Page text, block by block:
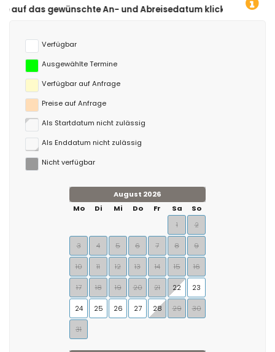
An- und Abreisedatum klicken!
Verfügbar
Ausgewählte Termine
Verfügbar auf Anfrage
Preise auf Anfrage
Als Startdatum nicht zulässig
Als Enddatum nicht zulässig
Nicht verfügbar
August 2026
Mo
Di Mi Do Fr Sa
So
1
2
3 4 5 6 7 8 9
10 11 12 13 14 15 16
17 18 19 20 21 22 23
24 25 26 27 28 29 30
31